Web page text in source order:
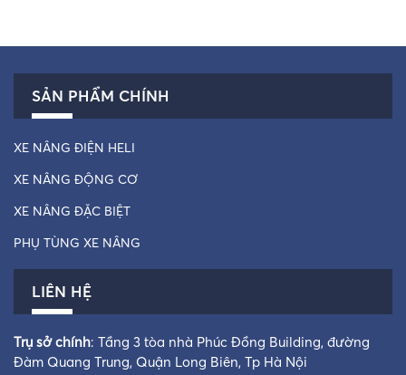
SẢN PHẨM CHÍNH
XE NÂNG ĐIỆN HELI
XE NÂNG ĐỘNG CƠ
XE NÂNG ĐẶC BIỆT
PHỤ TÙNG XE NÂNG
LIÊN HỆ
Trụ sở chính: Tầng 3 tòa nhà Phúc Đồng Building, đường
Đàm Quang Trung, Quận Long Biên, Tp Hà Nội